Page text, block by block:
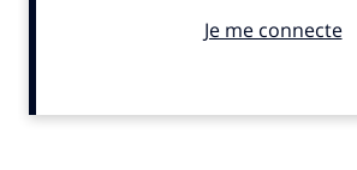
Juliette Prigent et Marie Quinette:
D’autres équipes gèrent le conseil